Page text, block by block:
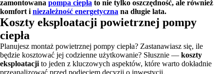
zamontowana pompa ciepła to nie tylko oszczędność, ale również
komfort i niezależność energetyczna na długie lata.
Koszty eksploatacji powietrznej pompy
ciepła
Planujesz montaż powietrznej pompy ciepła? Zastanawiasz się, ile
będzie kosztować jej codzienne użytkowanie? Słusznie — koszty
eksploatacji to jeden z kluczowych aspektów, które warto dokładnie
przeanalizować przed podjęciem decyzji o inwestycji.